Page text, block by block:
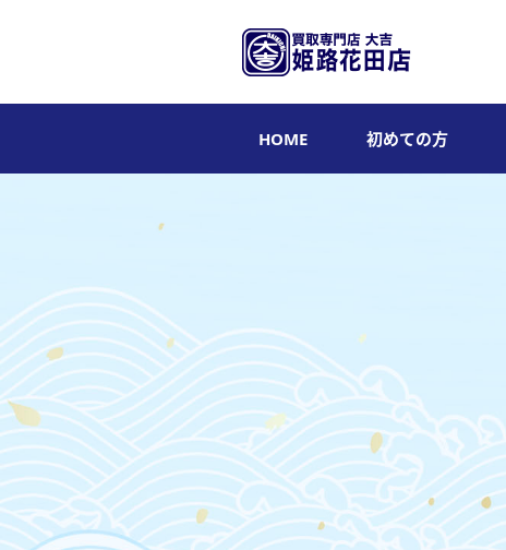
HOME 初めての方